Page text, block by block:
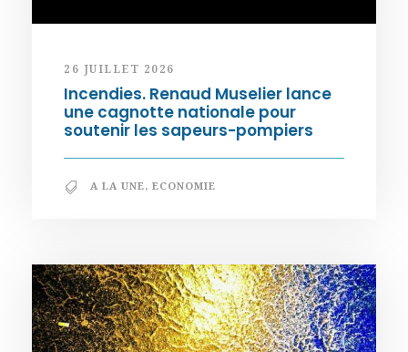
26 JUILLET 2026
Incendies. Renaud Muselier lance
une cagnotte nationale pour
soutenir les sapeurs-pompiers
A LA UNE, ECONOMIE